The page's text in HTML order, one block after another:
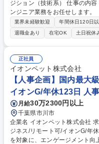
ジション（技術系） 仕事の内容 技術系総合職として、以下いずれかのエ
ンジニア業務をお任せします。
ご提案いたします） 【業務例】スチール研究所(研究開発：プレス成形、
ロボティクス開発、データサイ
ュートラル、素材、構造等)/各
り改善、工程改善など)/土建技
設備室(生産設備の保全計画＆管理業務) 等 募集職種
崎】オープンポジション（技術
業界未経験歓迎 年間休日120日
退職金あり
在宅OK 土日祝休
正社員
イオンペット株式会社
【人事企画】国内最大
イオンG/年休123日 人
月給30万2300円以上
千葉県市川市
企業名 イオンペット株式会社 求人名 【人事企画】国内最大級のペットビ
ジネス/リモート可/イオンG/年休123日 仕事の内容 全国
を対象に、エンゲージメント向